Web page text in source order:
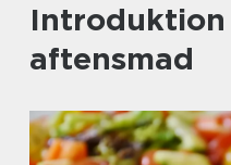
aftensmad